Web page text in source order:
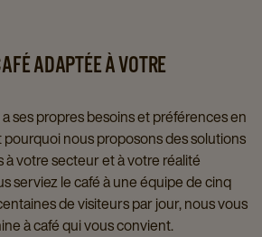
ADAPTÉE À VOTRE
ses propres besoins et préférences en
pourquoi nous proposons des solutions
à votre secteur et à votre réalité
serviez le café à une équipe de cinq
de visiteurs par jour, nous vous
à café qui vous convient.